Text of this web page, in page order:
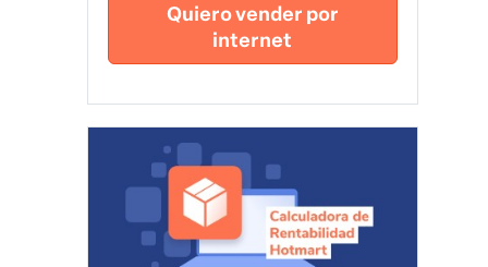
Quiero vender por
internet